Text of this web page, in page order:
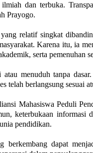
ilmiah dan terbuka.
Prayogo.
relatif singkat
Karena itu, ia
serta pemenuhan
menuduh tanpa
telah berlangsung sesuai
Mahasiswa Peduli
keterbukaan
pendidikan.
berkembang dapat